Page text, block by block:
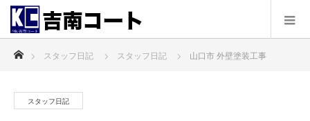
スタッフ日記 スタッフ日記 山口市 外壁塗装工事
スタッフ日記